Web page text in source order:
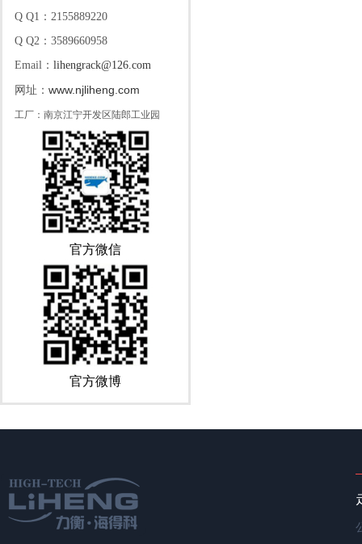
Q Q1：2155889220
Q Q2：3589660958
Email： lihengrack@126.com
网址： www.njliheng.com
工厂：南京江宁开发区陆郎工业园
官方微信
官方微博